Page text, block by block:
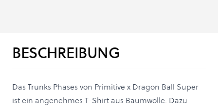
BESCHREIBUNG
Das Trunks Phases von Primitive x Dragon Ball Super
ist ein angenehmes T-Shirt aus Baumwolle. Dazu